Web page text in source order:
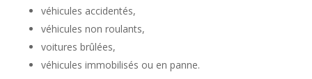
véhicules accidentés,
véhicules non roulants,
voitures brûlées,
véhicules immobilisés ou en panne.